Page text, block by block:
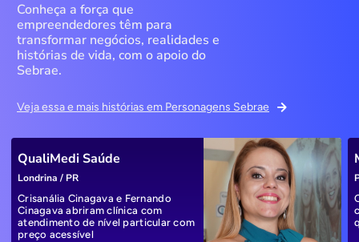
Conheça a força que
empreendedores têm para
transformar negócios, realidades e
histórias de vida, com o apoio do
Sebrae.
Veja essa e mais histórias em Personagens Sebrae
QualiMedi Saúde
Londrina / PR
Crisanália Cinagava e Fernando
Cinagava abriram clínica com
atendimento de nível particular com
preço acessível